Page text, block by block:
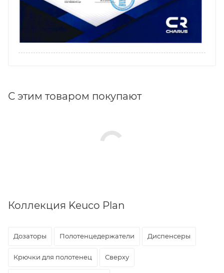
С этим товаром покупают
Коллекция Keuco Plan
Дозаторы Полотенцедержатели Диспенсеры
Крючки для полотенец Сверху